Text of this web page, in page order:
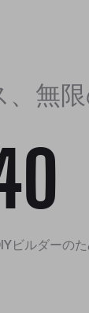
、無
ビルダーの